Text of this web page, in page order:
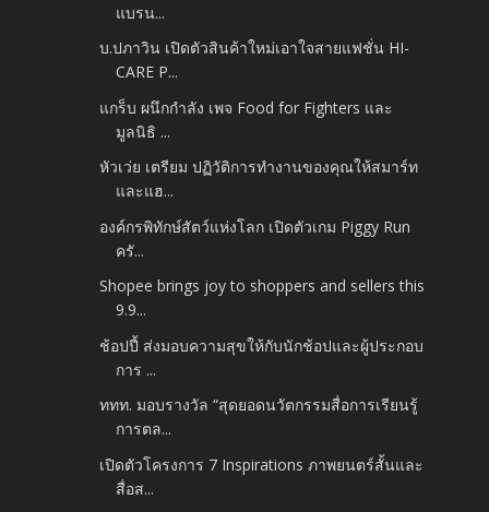
แบรน...
บ.ปภาวิน เปิดตัวสินค้าใหม่เอาใจสายแฟชั่น HI-
CARE P...
แกร็บ ผนึกกำลัง เพจ Food for Fighters และ
มูลนิธิ ...
หัวเว่ย เตรียม ปฏิวัติการทำงานของคุณให้สมาร์ท
และแฮ...
องค์กรพิทักษ์สัตว์แห่งโลก เปิดตัวเกม Piggy Run
ครั...
Shopee brings joy to shoppers and sellers this
9.9...
ช้อปปี้ ส่งมอบความสุขให้กับนักช้อปและผู้ประกอบ
การ ...
ททท. มอบรางวัล “สุดยอดนวัตกรรมสื่อการเรียนรู้
การตล...
เปิดตัวโครงการ 7 Inspirations ภาพยนตร์สั้นและ
สื่อส...